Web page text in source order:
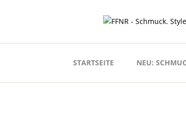
STARTSEITE NEU: